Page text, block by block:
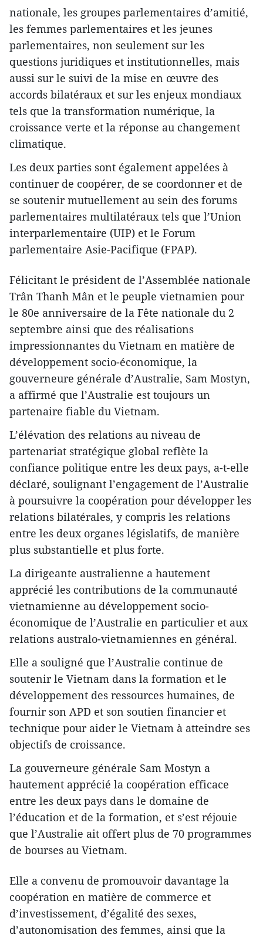
nationale, les groupes parlementaires d’amitié,
les femmes parlementaires et les jeunes
parlementaires, non seulement sur les
questions juridiques et institutionnelles, mais
aussi sur le suivi de la mise en œuvre des
accords bilatéraux et sur les enjeux mondiaux
tels que la transformation numérique, la
croissance verte et la réponse au changement
climatique.
Les deux parties sont également appelées à
continuer de coopérer, de se coordonner et de
se soutenir mutuellement au sein des forums
parlementaires multilatéraux tels que l’Union
interparlementaire (UIP) et le Forum
parlementaire Asie-Pacifique (FPAP).
Félicitant le président de l’Assemblée nationale
Trân Thanh Mân et le peuple vietnamien pour
le 80e anniversaire de la Fête nationale du 2
septembre ainsi que des réalisations
impressionnantes du Vietnam en matière de
développement socio-économique, la
gouverneure générale d’Australie, Sam Mostyn,
a affirmé que l’Australie est toujours un
partenaire fiable du Vietnam.
L’élévation des relations au niveau de
partenariat stratégique global reflète la
confiance politique entre les deux pays, a-t-elle
déclaré, soulignant l’engagement de l’Australie
à poursuivre la coopération pour développer les
relations bilatérales, y compris les relations
entre les deux organes législatifs, de manière
plus substantielle et plus forte.
La dirigeante australienne a hautement
apprécié les contributions de la communauté
vietnamienne au développement socio-
économique de l’Australie en particulier et aux
relations australo-vietnamiennes en général.
Elle a souligné que l’Australie continue de
soutenir le Vietnam dans la formation et le
développement des ressources humaines, de
fournir son APD et son soutien financier et
technique pour aider le Vietnam à atteindre ses
objectifs de croissance.
La gouverneure générale Sam Mostyn a
hautement apprécié la coopération efficace
entre les deux pays dans le domaine de
l’éducation et de la formation, et s’est réjouie
que l’Australie ait offert plus de 70 programmes
de bourses au Vietnam.
Elle a convenu de promouvoir davantage la
coopération en matière de commerce et
d’investissement, d’égalité des sexes,
d’autonomisation des femmes, ainsi que la